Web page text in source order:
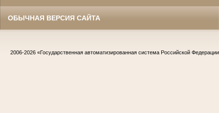
ОБЫЧНАЯ ВЕРСИЯ САЙТА
2006-2026 «Государственная автоматизированная система Российской